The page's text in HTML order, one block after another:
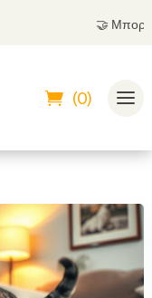
Μπορείς
(0)